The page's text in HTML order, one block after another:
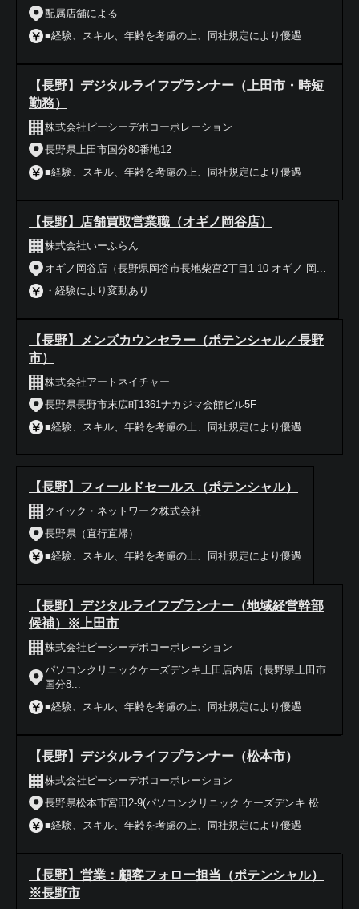
配属店舗による
■経験、スキル、年齢を考慮の上、同社規定により優遇
【長野】デジタルライフプランナー（上田市・時短
勤務）
株式会社ピーシーデポコーポレーション
長野県上田市国分80番地12
■経験、スキル、年齢を考慮の上、同社規定により優遇
【長野】店舗買取営業職（オギノ岡谷店）
株式会社いーふらん
オギノ岡谷店（長野県岡谷市長地柴宮2丁目1-10 オギノ 岡...
・経験により変動あり
【長野】メンズカウンセラー（ポテンシャル／長野
市）
株式会社アートネイチャー
長野県長野市末広町1361ナカジマ会館ビル5F
■経験、スキル、年齢を考慮の上、同社規定により優遇
【長野】フィールドセールス（ポテンシャル）
クイック・ネットワーク株式会社
長野県（直行直帰）
■経験、スキル、年齢を考慮の上、同社規定により優遇
【長野】デジタルライフプランナー（地域経営幹部
候補）※上田市
株式会社ピーシーデポコーポレーション
パソコンクリニックケーズデンキ上田店内店（長野県上田市
国分8...
■経験、スキル、年齢を考慮の上、同社規定により優遇
【長野】デジタルライフプランナー（松本市）
株式会社ピーシーデポコーポレーション
長野県松本市宮田2-9(パソコンクリニック ケーズデンキ 松...
■経験、スキル、年齢を考慮の上、同社規定により優遇
【長野】営業：顧客フォロー担当（ポテンシャル）
※長野市